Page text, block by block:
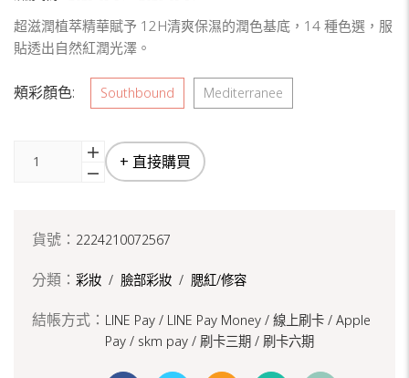
超滋潤植萃精華賦予 12H清爽保濕的潤色基底，14 種色選，服
貼透出自然紅潤光澤。
頰彩顏色: Southbound Mediterranee
+ 直接購買
貨號： 2224210072567
分類： 彩妝 / 臉部彩妝 / 腮紅/修容
結帳方式： LINE Pay / LINE Pay Money / 線上刷卡 / Apple
Pay / skm pay / 刷卡三期 / 刷卡六期